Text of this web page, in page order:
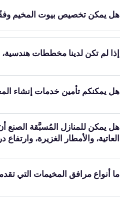
هل يمكن تخصيص بيوت المخيم
إذا لم تكن لدينا مخططات
هل يمكنكم تأمين خدمات إنشاء
هل يمكن للمنازل المُسبَّقة الصنع
العاتية، والأمطار الغزيرة،
ما أنواع مرافق المخيمات التي